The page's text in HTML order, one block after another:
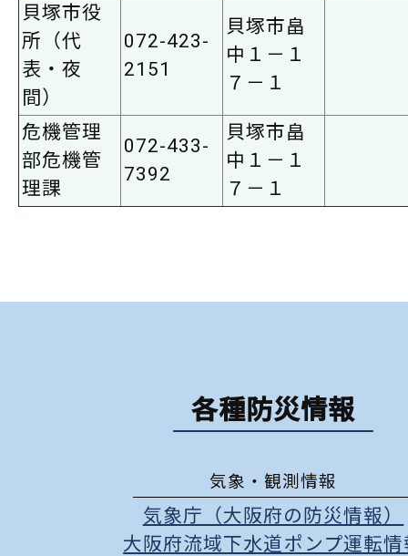
貝塚市役
所（代
表・夜
間）
072-423-
2151
貝塚市畠
中１－１
７－１
危機管理
部危機管
理課
072-433-
7392
貝塚市畠
中１－１
７－１
各種防災情報
気象・観測情報
気象庁（大阪府の防災情報）
大阪府流域下水道ポンプ運転情